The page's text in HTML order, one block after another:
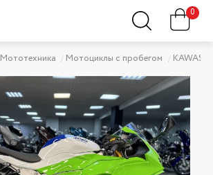
0
Мототехника Мотоциклы с пробегом